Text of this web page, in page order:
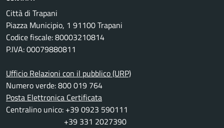
Città di Trapani
Piazza Municipio, 1 91100 Trapani
Codice fiscale: 80003210814
P.IVA: 00079880811
Ufficio Relazioni con il pubblico (URP)
Numero verde: 800 019 764
Posta Elettronica Certificata
Centralino unico: +39 0923 590111
+39 331 2027390